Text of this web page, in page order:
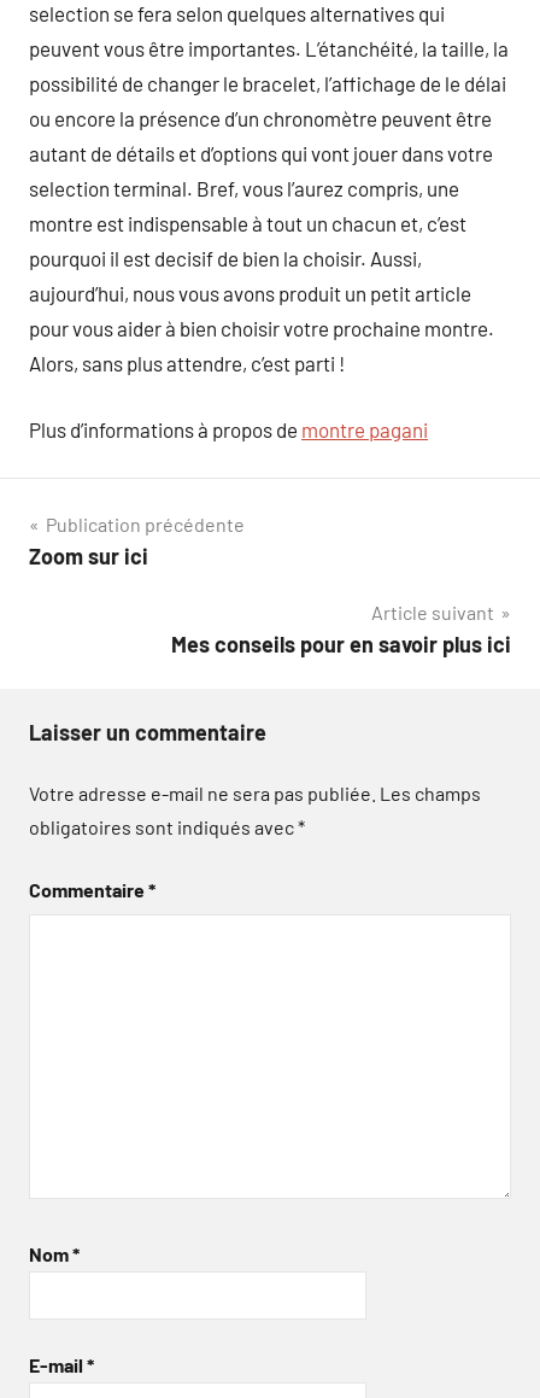
selection se fera selon quelques alternatives qui
peuvent vous être importantes. L’étanchéité, la taille, la
possibilité de changer le bracelet, l’affichage de le délai
ou encore la présence d’un chronomètre peuvent être
autant de détails et d’options qui vont jouer dans votre
selection terminal. Bref, vous l’aurez compris, une
montre est indispensable à tout un chacun et, c’est
pourquoi il est decisif de bien la choisir. Aussi,
aujourd’hui, nous vous avons produit un petit article
pour vous aider à bien choisir votre prochaine montre.
Alors, sans plus attendre, c’est parti !
Plus d’informations à propos de montre pagani
Navigation
de
Publication précédente
Zoom sur ici
Article suivant
Mes conseils pour en savoir plus ici
Laisser un commentaire
Votre adresse e-mail ne sera pas publiée. Les champs
obligatoires sont indiqués avec*
Commentaire*
Nom*
E-mail *